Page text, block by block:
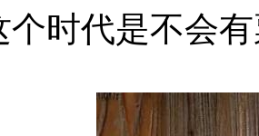
个时代是不会